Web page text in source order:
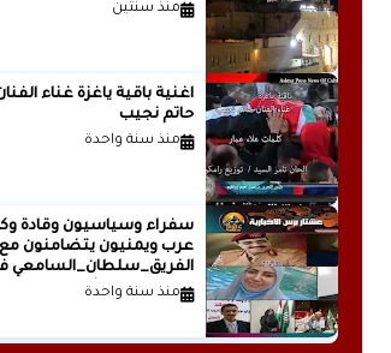
منذ سنتين
اغنية باقية ياغزة غناء
حاتم نجيب
منذ سنة واحدة
سفراء وسياسيون وقادة
عرب ويمنيون يتضامنون مع
الفريق_سلطان_السامعي
وجه حملة التشويه.. تقرير
منذ سنة واحدة